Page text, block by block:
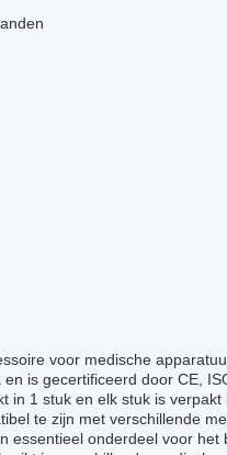
voor medische
is gecertificeerd door CE,
in 1 stuk en elk stuk is
te zijn met verschillende
essentieel onderdeel voor